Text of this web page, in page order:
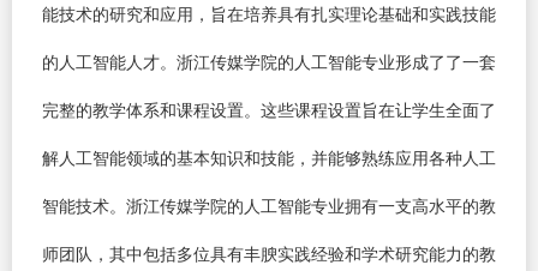
能技术的研究和应用，旨在培养具有扎实理论基础和实践技能
的人工智能人才。浙江传媒学院的人工智能专业形成了了一套
完整的教学体系和课程设置。这些课程设置旨在让学生全面了
解人工智能领域的基本知识和技能，并能够熟练应用各种人工
智能技术。浙江传媒学院的人工智能专业拥有一支高水平的教
师团队，其中包括多位具有丰腴实践经验和学术研究能力的教